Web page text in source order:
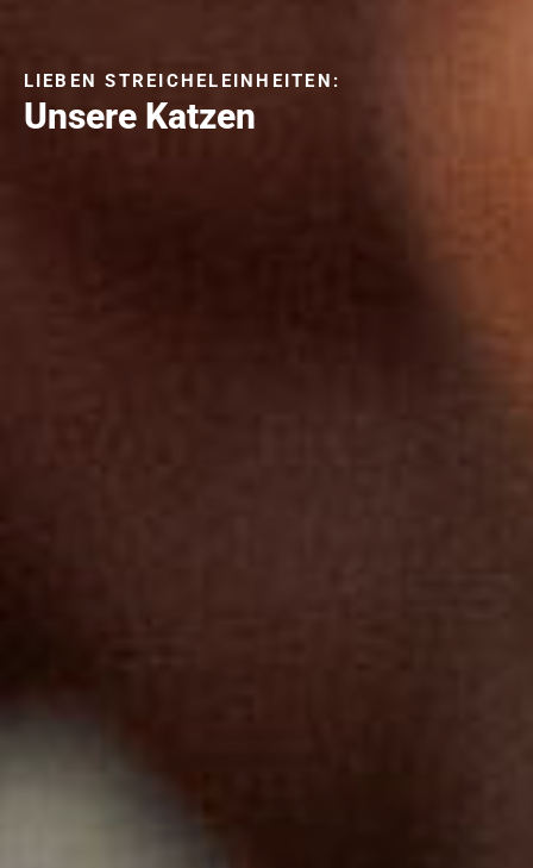
Unsere Katzen
LIEBEN STREICHELEINHEITEN: